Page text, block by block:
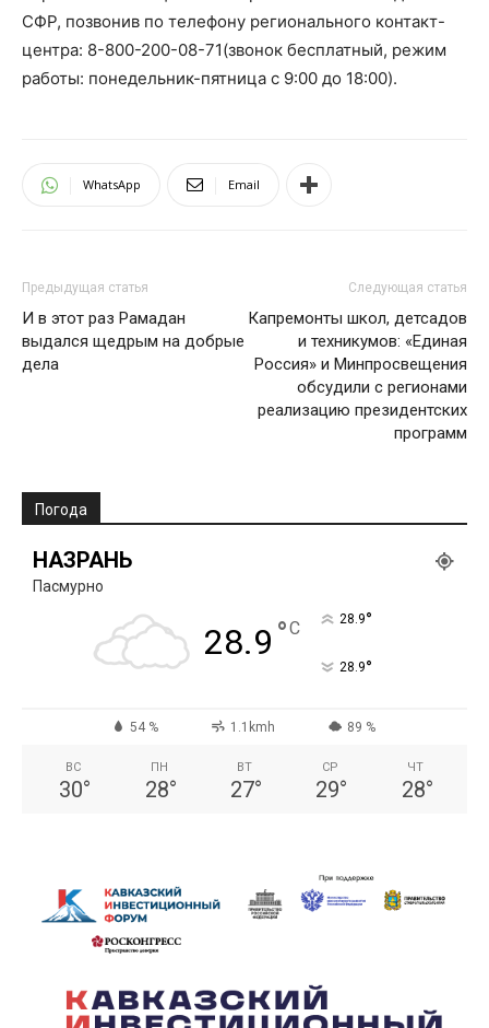
СФР, позвонив по телефону регионального контакт-
центра: 8-800-200-08-71(звонок бесплатный, режим
работы: понедельник-пятница с 9:00 до 18:00).
WhatsApp Email
Предыдущая статья
И в этот раз Рамадан
выдался щедрым на добрые
дела
Следующая статья
Капремонты школ, детсадов
и техникумов: «Единая
Россия» и Минпросвещения
обсудили с регионами
реализацию президентских
программ
Погода
НАЗРАНЬ
Пасмурно
28.9 °C 28.9°
28.9°
54 % 1.1kmh 89 %
ВС
30°
ПН
28°
ВТ
27°
СР
29°
ЧТ
28°